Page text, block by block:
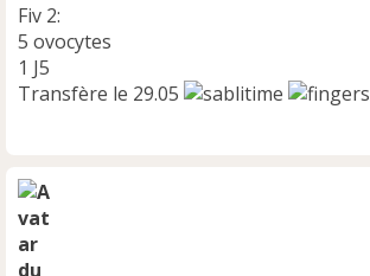
Fiv 2:
5 ovocytes
1 J5
Transfère le 29.05